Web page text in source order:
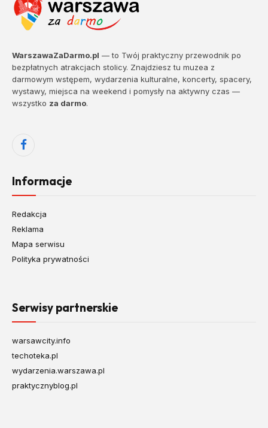
WarszawaZaDarmo.pl — to Twój praktyczny przewodnik po
bezpłatnych atrakcjach stolicy. Znajdziesz tu muzea z
darmowym wstępem, wydarzenia kulturalne, koncerty, spacery,
wystawy, miejsca na weekend i pomysły na aktywny czas —
wszystko za darmo.
Facebook
Informacje
Redakcja
Reklama
Mapa serwisu
Polityka prywatności
Serwisy partnerskie
warsawcity.info
techoteka.pl
wydarzenia.warszawa.pl
praktycznyblog.pl